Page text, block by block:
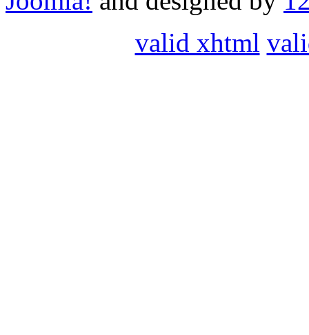
valid xhtml